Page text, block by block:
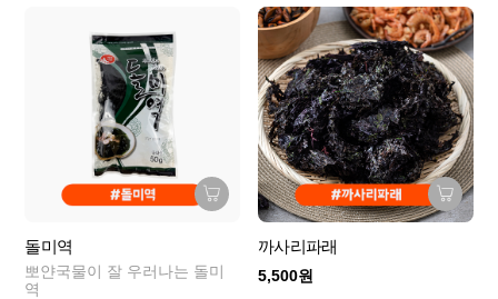
돌미역
뽀얀국물이 잘 우러나는 돌미
역
까사리파래
5,500원